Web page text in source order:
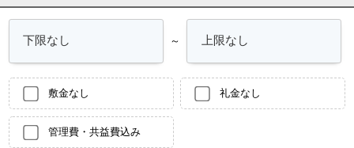
～
敷金なし 礼金なし
管理費・共益費込み